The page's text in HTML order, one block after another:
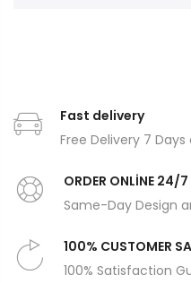
Fast delivery
Free Delivery 7 Days
ORDER ONLİNE 24/7
Same-Day Design
100% CUSTOMER
100% Satisfaction